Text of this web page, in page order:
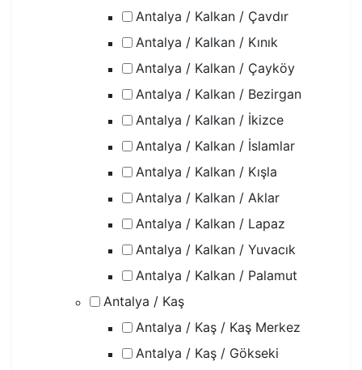
Antalya / Kalkan / Çavdır
Antalya / Kalkan / Kınık
Antalya / Kalkan / Çayköy
Antalya / Kalkan / Bezirgan
Antalya / Kalkan / İkizce
Antalya / Kalkan / İslamlar
Antalya / Kalkan / Kışla
Antalya / Kalkan / Aklar
Antalya / Kalkan / Lapaz
Antalya / Kalkan / Yuvacık
Antalya / Kalkan / Palamut
Antalya / Kaş
Antalya / Kaş / Kaş Merkez
Antalya / Kaş / Gökseki